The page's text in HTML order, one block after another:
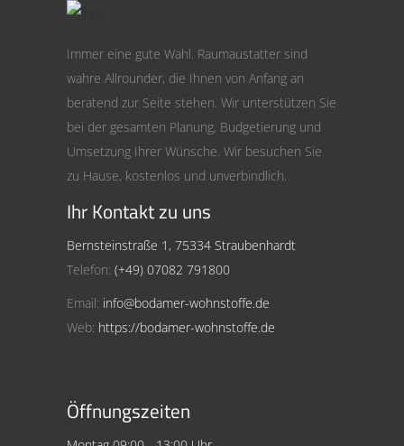
Immer eine gute Wahl. Raumaustatter sind
wahre Allrounder, die Ihnen von Anfang an
beratend zur Seite stehen. Wir unterstützen Sie
bei der gesamten Planung, Budgetierung und
Umsetzung Ihrer Wünsche. Wir besuchen Sie
zu Hause, kostenlos und unverbindlich.
Ihr Kontakt zu uns
Bernsteinstraße 1, 75334 Straubenhardt
Telefon: (+49) 07082 791800
Email: info@bodamer-wohnstoffe.de
Web: https://bodamer-wohnstoffe.de
Öffnungszeiten